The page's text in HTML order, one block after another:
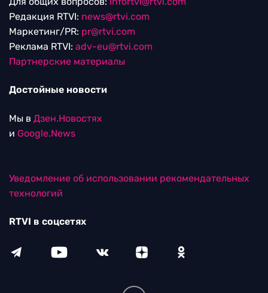
Редакция RTVI: news@rtvi.com
Маркетинг/PR: pr@rtvi.com
Реклама RTVI: adv-eu@rtvi.com
Партнерские материалы
Достойные новости
Мы в Дзен.Новостях
и Google.News
Уведомление об использовании рекомендательных
технологий
RTVI в соцсетях